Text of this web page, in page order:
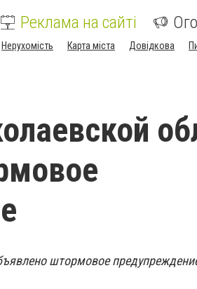
Реклама на сайті
Нерухомість Карта міста Довідкова
штормовое